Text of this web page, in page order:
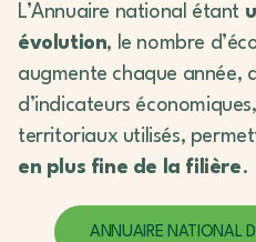
L’Annuaire national étant
évolution, le nombre
augmente chaque année,
d’indicateurs
territoriaux utilisés,
en plus fine de la filière.
ANNUAIRE NATIONAL